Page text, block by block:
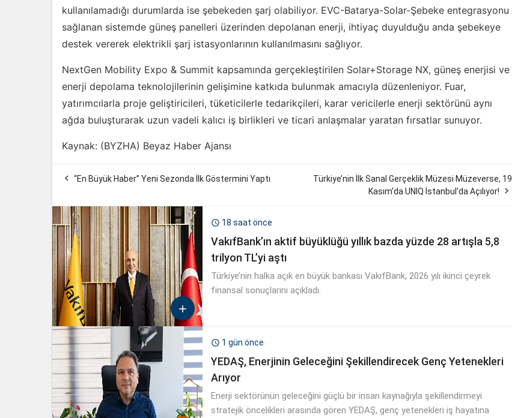
kullanılamadığı durumlarda ise şebekeden şarj olabiliyor. EVC-Batarya-Solar-Şebeke entegrasyonu
sağlanan sistemde güneş panelleri üzerinden depolanan enerji, ihtiyaç duyulduğu anda şebekeye
destek vererek elektrikli şarj istasyonlarının kullanılmasını sağlıyor.
NextGen Mobility Expo & Summit kapsamında gerçekleştirilen Solar+Storage NX, güneş enerjisi ve
enerji depolama teknolojilerinin gelişimine katkıda bulunmak amacıyla düzenleniyor. Fuar,
yatırımcılarla proje geliştiricileri, tüketicilerle tedarikçileri, karar vericilerle enerji sektörünü aynı
ağda buluşturarak uzun vadeli kalıcı iş birlikleri ve ticari anlaşmalar yaratan fırsatlar sunuyor.
Kaynak: (BYZHA) Beyaz Haber Ajansı
 “En Büyük Haber” Yeni Sezonda İlk Göstermini Yaptı
Türkiye’nin İlk Sanal Gerçeklik Müzesi Müzeverse, 19
Kasım’da UNIQ İstanbul’da Açılıyor!


 18 saat önce
VakıfBank’ın aktif büyüklüğü yıllık bazda yüzde 28 artışla 5,8
trilyon TL’yi aştı
Türkiye’nin halka açık en büyük bankası VakıfBank, 2026 yılı ikinci çeyrek
finansal sonuçlarını açıkladı.
 1 gün önce
YEDAŞ, Enerjinin Geleceğini Şekillendirecek Genç Yetenekleri
Arıyor
Enerji sektörünün geleceğini güçlü bir insan kaynağıyla şekillendirmeyi
stratejik öncelikleri arasında gören YEDAŞ, genç yetenekleri iş hayatına